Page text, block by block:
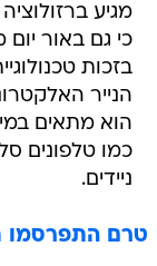
כי גם באור
הנייר
הוא מתאים
כמו טלפונים
ניידים.
טרם התפרסמו